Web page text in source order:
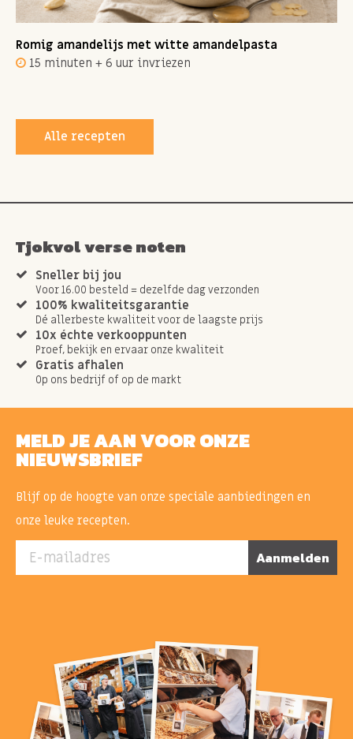
Romig amandelijs met witte amandelpasta
15 minuten + 6 uur invriezen
Alle recepten
Tjokvol verse noten
Sneller bij jou
Voor 16.00 besteld = dezelfde dag verzonden
100% kwaliteitsgarantie
Dé allerbeste kwaliteit voor de laagste prijs
10x échte verkooppunten
Proef, bekijk en ervaar onze kwaliteit
Gratis afhalen
Op ons bedrijf of op de markt
MELD JE AAN VOOR ONZE
NIEUWSBRIEF
Blijf op de hoogte van onze speciale aanbiedingen en
onze leuke recepten.
E-mailadres Aanmelden